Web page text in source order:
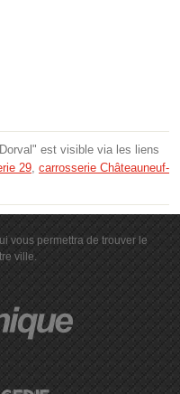
est visible via les liens
29, carrosserie Châteauneuf-
vous permettra de trouver le
ville.